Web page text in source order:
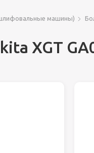
машины)
XGT